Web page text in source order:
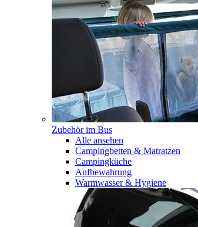
Zubehör im Bus
Alle ansehen
Campingbetten & Matratzen
Campingküche
Aufbewahrung
Warmwasser & Hygiene